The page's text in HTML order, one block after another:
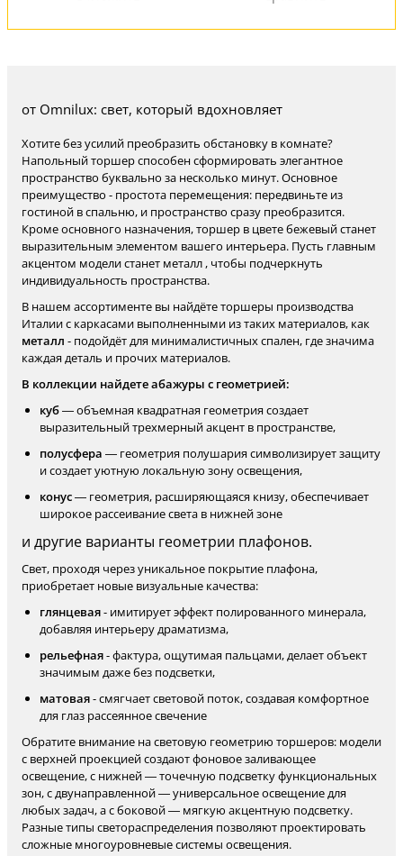
от Omnilux: свет, который вдохновляет
Хотите без усилий преобразить обстановку в комнате?
Напольный торшер способен сформировать элегантное
пространство буквально за несколько минут. Основное
преимущество - простота перемещения: передвиньте из
гостиной в спальню, и пространство сразу преобразится.
Кроме основного назначения, торшер в цвете бежевый станет
выразительным элементом вашего интерьера. Пусть главным
акцентом модели станет металл , чтобы подчеркнуть
индивидуальность пространства.
В нашем ассортименте вы найдёте торшеры производства
Италии с каркасами выполненными из таких материалов, как
металл - подойдёт для минималистичных спален, где значима
каждая деталь и прочих материалов.
В коллекции найдете абажуры с геометрией:
куб— объемная квадратная геометрия создает
выразительный трехмерный акцент в пространстве,
полусфера — геометрия полушария символизирует защиту
и создает уютную локальную зону освещения,
конус— геометрия, расширяющаяся книзу, обеспечивает
широкое рассеивание света в нижней зоне
и другие варианты геометрии плафонов.
Свет, проходя через уникальное покрытие плафона,
приобретает новые визуальные качества:
глянцевая- имитирует эффект полированного минерала,
добавляя интерьеру драматизма,
рельефная- фактура, ощутимая пальцами, делает объект
значимым даже без подсветки,
матовая- смягчает световой поток, создавая комфортное
для глаз рассеянное свечение
Обратите внимание на световую геометрию торшеров: модели
с верхней проекцией создают фоновое заливающее
освещение, с нижней — точечную подсветку функциональных
зон, с двунаправленной — универсальное освещение для
любых задач, а с боковой — мягкую акцентную подсветку.
Разные типы светораспределения позволяют проектировать
сложные многоуровневые системы освещения.